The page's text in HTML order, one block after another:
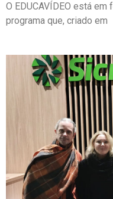
O EDUCAVÍDEO está
programa que, criado em